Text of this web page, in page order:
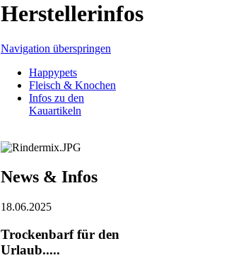
Herstellerinfos
Navigation überspringen
Happypets
Fleisch & Knochen
Infos zu den
Kauartikeln
News & Infos
18.06.2025
Trockenbarf für den
Urlaub.....